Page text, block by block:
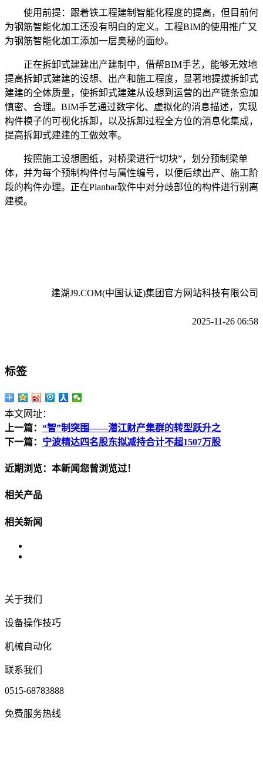
使用前提：跟着铁工程建制智能化程度的提高，但目前何
为钢筋智能化加工还没有明白的定义。工程BIM的使用推广又
为钢筋智能化加工添加一层奥秘的面纱。
正在拆卸式建建出产建制中，借帮BIM手艺，能够无效地
提高拆卸式建建的设想、出产和施工程度，显著地提拔拆卸式
建建的全体质量，使拆卸式建建从设想到运营的出产链条愈加
慎密、合理。BIM手艺通过数字化、虚拟化的消息描述，实现
构件模子的可视化拆卸，以及拆卸过程全方位的消息化集成，
提高拆卸式建建的工做效率。
按照施工设想图纸，对桥梁进行“切块”，划分预制梁单
体，并为每个预制构件付与属性编号，以便后续出产、施工阶
段的构件办理。正在Planbar软件中对分歧部位的构件进行别离
建模。
建湖J9.COM(中国认证)集团官方网站科技有限公司
2025-11-26 06:58
标签
本文网址：
上一篇： “智”制突围——潜江财产集群的转型跃升之
下一篇： 宁波精达四名股东拟减持合计不超1507万股
近期浏览：本新闻您曾浏览过！
相关产品
相关新闻
关于我们
设备操作技巧
机械自动化
联系我们
0515-68783888
免费服务热线